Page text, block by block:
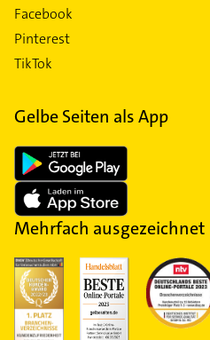
Facebook
Pinterest
TikTok
Gelbe Seiten als App
Mehrfach ausgezeichnet